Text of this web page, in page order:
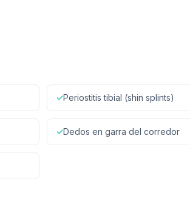
✓Periostitis tibial (shin splints)
✓Dedos en garra del corredor